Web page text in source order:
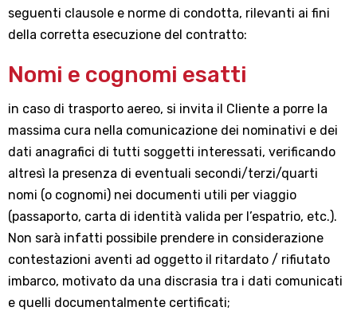
seguenti clausole e norme di condotta, rilevanti ai fini
della corretta esecuzione del contratto:
Nomi e cognomi esatti
in caso di trasporto aereo, si invita il Cliente a porre la
massima cura nella comunicazione dei nominativi e dei
dati anagrafici di tutti soggetti interessati, verificando
altresì la presenza di eventuali secondi/terzi/quarti
nomi (o cognomi) nei documenti utili per viaggio
(passaporto, carta di identità valida per l’espatrio, etc.).
Non sarà infatti possibile prendere in considerazione
contestazioni aventi ad oggetto il ritardato / rifiutato
imbarco, motivato da una discrasia tra i dati comunicati
e quelli documentalmente certificati;